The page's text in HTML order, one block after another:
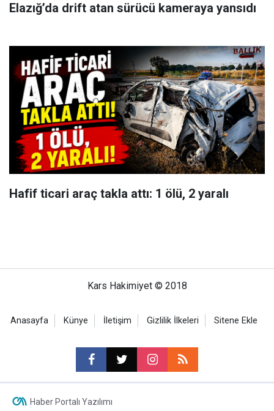
Elazığ’da drift atan sürücü kameraya yansıdı
Hafif ticari araç takla attı: 1 ölü, 2 yaralı
Kars Hakimiyet © 2018
Anasayfa Künye İletişim Gizlilik İlkeleri Sitene Ekle
Haber Portalı Yazılımı